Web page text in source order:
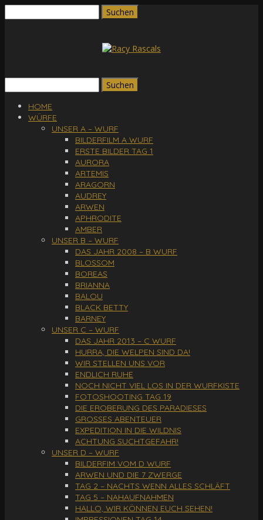
nach:
nach:
HOME
WÜRFE
UNSER A – WURF
BILDERFILM A WURF
ERSTE BILDER TAG 1
AURORA
ARTEMIS
ARAGORN
AUDREY
ARWEN
APHRODITE
AMBER
UNSER B – WURF
DAS JAHR 2008 – B WURF
BLOSSOM
BOREAS
BRIANNA
BALOU
BLACK BETTY
BARNEY
UNSER C – WURF
DAS JAHR 2013 – C WURF
HURRA, DIE WELPEN SIND DA!
WIR STELLEN UNS VOR
ENDLICH RUHE
NOCH NICHT VIEL LOS IN DER WURFKISTE
FOTOSHOOTING TAG 19
DIE EROBERUNG DES PARADIESES
GROSSES ABENTEUER
EXPEDITION IN DIE WILDNIS
ACHTUNG SUCHTGEFAHR!
UNSER D – WURF
BILDERFIM VOM D WURF
ARWEN UND DIE 7 ZWERGE
TAG 2 – NACHTS WENN ALLES SCHLÄFT
TAG 5 – NAHAUFNAHMEN
HALLO, WIR KÖNNEN EUCH SEHEN!